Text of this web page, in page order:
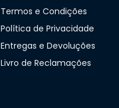
Termos e Condições
Política de Privacidade
Entregas e Devoluções
Livro de Reclamações